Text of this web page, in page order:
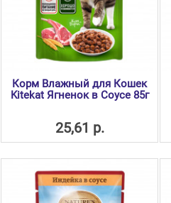
Корм Влажный для Кошек
Kitekat Ягненок в Соусе 85г
25,61 р.